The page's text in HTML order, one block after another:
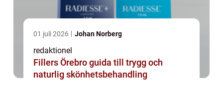
01 juli 2026 Johan Norberg
redaktionel
Fillers Örebro guida till trygg och
naturlig skönhetsbehandling